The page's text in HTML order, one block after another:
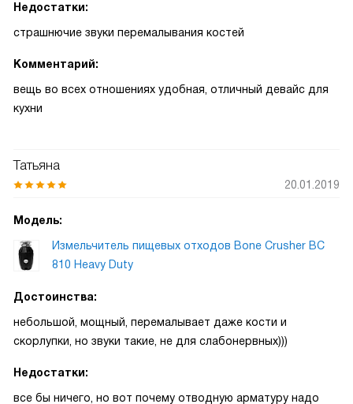
Недостатки:
страшнючие звуки перемалывания костей
Комментарий:
вещь во всех отношениях удобная, отличный девайс для
кухни
Татьяна
20.01.2019
Модель:
Измельчитель пищевых отходов Bone Crusher BC
810 Heavy Duty
Достоинства:
небольшой, мощный, перемалывает даже кости и
скорлупки, но звуки такие, не для слабонервных)))
Недостатки:
все бы ничего, но вот почему отводную арматуру надо